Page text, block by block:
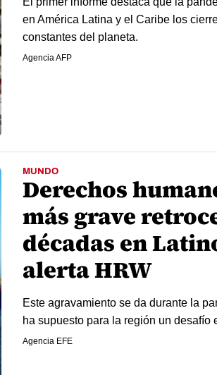
en América Latina y el Caribe los
constantes del planeta.
Agencia AFP
MUNDO
Derechos
más grave
décadas en
alerta HRW
Este agravamiento se da durante la
ha supuesto para la región un desafío
Agencia EFE